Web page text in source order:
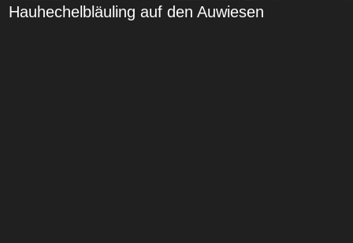
Hauhechelbläuling auf den Auwiesen